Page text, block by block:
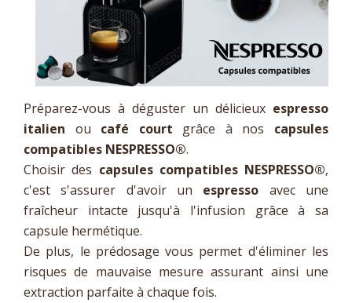
Préparez-vous à déguster un délicieux espresso
italien ou café court grâce à nos capsules
compatibles NESPRESSO®.
Choisir des capsules compatibles NESPRESSO®,
c'est s'assurer d'avoir un espresso avec une
fraîcheur intacte jusqu'à l'infusion grâce à sa
capsule hermétique.
De plus, le prédosage vous permet d'éliminer les
risques de mauvaise mesure assurant ainsi une
extraction parfaite à chaque fois.